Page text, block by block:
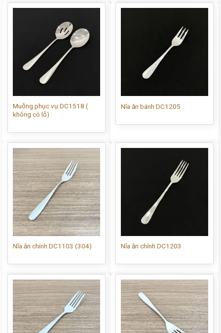
Muỗng phục vụ DC1518 (
không có lỗ)
Nĩa ăn bánh DC1205
Nĩa ăn chính DC1103 (304) Nĩa ăn chính DC1203